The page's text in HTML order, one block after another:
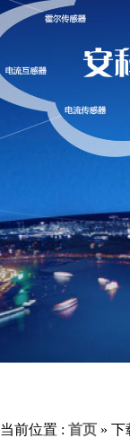
当前位置 : 首页 » 下